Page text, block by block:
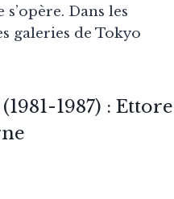
Dans les
galeries de Tokyo
1987) :